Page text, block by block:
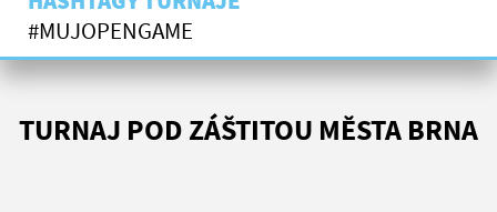
#MUJOPENGAME
TURNAJ POD ZÁŠTITOU MĚSTA BRNA